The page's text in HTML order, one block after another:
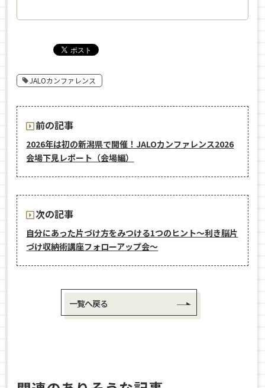
JALOカンファレンス
前の記事
2026年は初の新潟県で開催！JALOカンファレンス2026
会場下見レポート（会場編）
次の記事
自分にあった片づけ方をみつける1つのヒント〜利き脳片
づけ収納術講座フォローアップ会〜
一覧へ戻る